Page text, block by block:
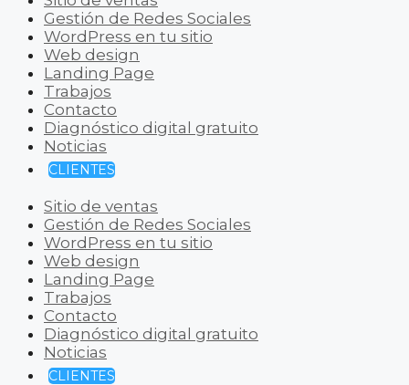
Gestión de Redes Sociales
WordPress en tu sitio
Web design
Landing Page
Trabajos
Contacto
Diagnóstico digital gratuito
Noticias
CLIENTES
Sitio de ventas
Gestión de Redes Sociales
WordPress en tu sitio
Web design
Landing Page
Trabajos
Contacto
Diagnóstico digital gratuito
Noticias
CLIENTES